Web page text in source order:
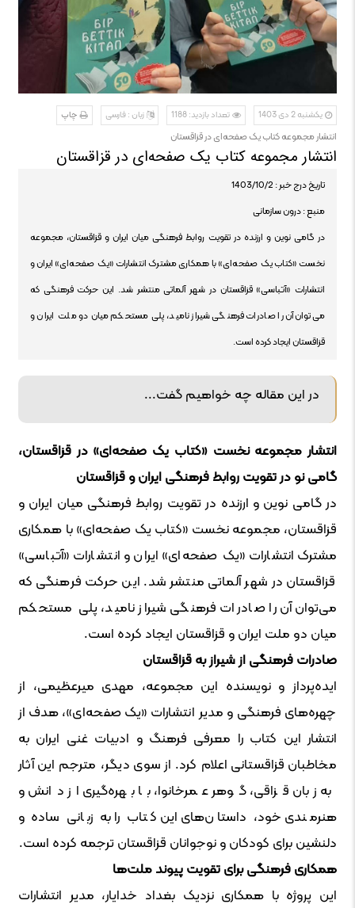
یکشنبه 2 دی 1403 تعداد بازدید: 1188 زبان : فارسی چاپ
انتشار مجموعه کتاب یک صفحه‌ای در قزاقستان
انتشار مجموعه کتاب یک صفحه‌ای در قزاقستان
تاریخ درج خبر : 1403/10/2
منبع : درون سازمانی
در گامی نوین و ارزنده در تقویت روابط فرهنگی میان ایران و قزاقستان، مجموعه
نخست «کتاب یک صفحه‌ای» با همکاری مشترک انتشارات «یک صفحه‌ای» ایران و
انتشارات «آتباسی» قزاقستان در شهر آلماتی منتشر شد. این حرکت فرهنگی که
می‌توان آن را صادرات فرهنگی شیراز نامید، پلی مستحکم میان دو ملت ایران و
قزاقستان ایجاد کرده است.
در این مقاله چه خواهیم گفت...
انتشار مجموعه نخست «کتاب یک صفحه‌ای» در قزاقستان،
گامی نو در تقویت روابط فرهنگی ایران و قزاقستان
در گامی نوین و ارزنده در تقویت روابط فرهنگی میان ایران و
قزاقستان، مجموعه نخست «کتاب یک صفحه‌ای» با همکاری
مشترک انتشارات «یک صفحه‌ای» ایران و انتشارات «آتباسی»
قزاقستان در شهر آلماتی منتشر شد. این حرکت فرهنگی که
می‌توان آن را صادرات فرهنگی شیراز نامید، پلی مستحکم
میان دو ملت ایران و قزاقستان ایجاد کرده است.
صادرات فرهنگی از شیراز به قزاقستان
ایده‌پرداز و نویسنده این مجموعه، مهدی میرعظیمی، از
چهره‌های فرهنگی و مدیر انتشارات «یک صفحه‌ای»، هدف از
انتشار این کتاب را معرفی فرهنگ و ادبیات غنی ایران به
مخاطبان قزاقستانی اعلام کرد. از سوی دیگر، مترجم این آثار
به زبان قزاقی، گوهر عمرخانوا، با بهره‌گیری از دانش و
هنرمندی خود، داستان‌های این کتاب را به زبانی ساده و
دلنشین برای کودکان و نوجوانان قزاقستان ترجمه کرده است.
همکاری فرهنگی برای تقویت پیوند ملت‌ها
این پروژه با همکاری نزدیک بغداد خدایار، مدیر انتشارات